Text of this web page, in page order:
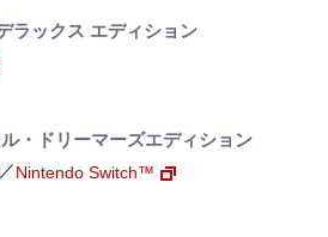
ラックス エディション
・ドリーマーズエディション
／Nintendo Switch™